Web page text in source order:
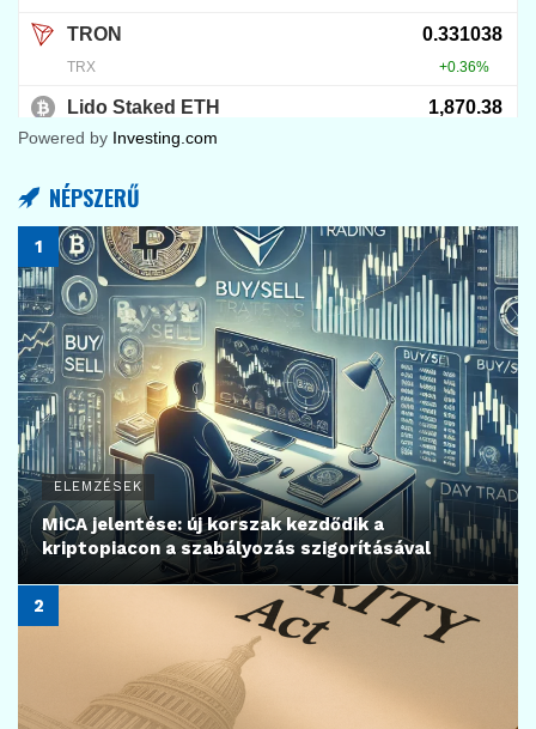
Powered by Investing.com
NÉPSZERŰ
ELEMZÉSEK
MiCA jelentése: új korszak kezdődik a
kriptopiacon a szabályozás szigorításával